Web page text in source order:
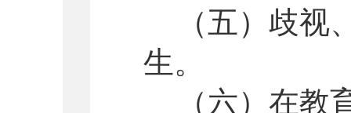
（五）歧
生。
（六）在